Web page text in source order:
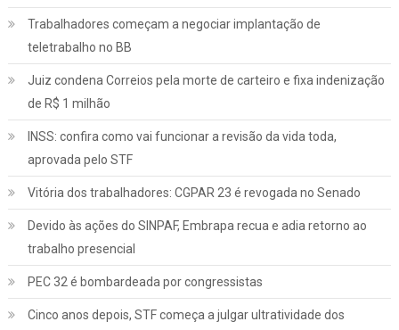
Trabalhadores começam a negociar implantação de
teletrabalho no BB
Juiz condena Correios pela morte de carteiro e fixa indenização
de R$ 1 milhão
INSS: confira como vai funcionar a revisão da vida toda,
aprovada pelo STF
Vitória dos trabalhadores: CGPAR 23 é revogada no Senado
Devido às ações do SINPAF, Embrapa recua e adia retorno ao
trabalho presencial
PEC 32 é bombardeada por congressistas
Cinco anos depois, STF começa a julgar ultratividade dos